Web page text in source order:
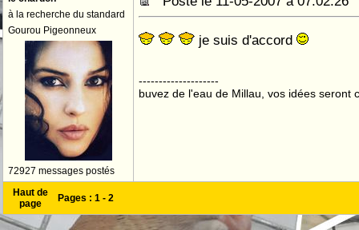
à la recherche du standard
Gourou Pigeonneux
72927 messages postés
je suis d'accord
--------------------
buvez de l'eau de Millau, vos idées seront
Haut de
page
Pages : 1 - 2